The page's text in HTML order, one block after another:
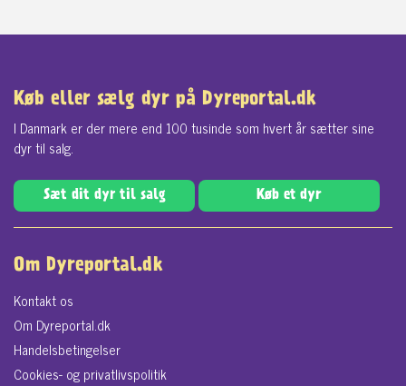
Køb eller sælg dyr på Dyreportal.dk
I Danmark er der mere end 100 tusinde som hvert år sætter sine
dyr til salg.
Sæt dit dyr til salg Køb et dyr
Om Dyreportal.dk
Kontakt os
Om Dyreportal.dk
Handelsbetingelser
Cookies- og privatlivspolitik